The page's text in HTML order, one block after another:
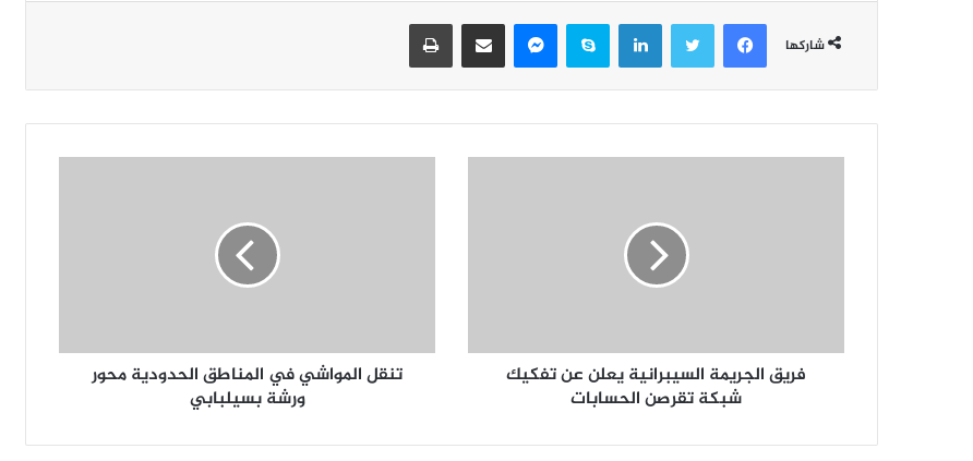
شاركها
فيسبوكتويتر لينكدإنسكايبماسنجرمشاركة عبر البريد طباعة
فريق الجريمة السيبرانية يعلن عن تفكيك
شبكة تقرصن الحسابات
تنقل المواشي في المناطق الحدودية محور
ورشة بسيلبابي